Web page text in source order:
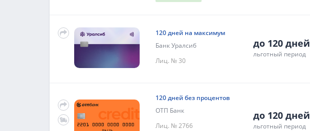
120 дней на максимум
Банк Уралсиб
Лиц. № 30
до 120 дней
льготный период
120 дней без процентов
ОТП Банк
Лиц. № 2766
до 120 дней
льготный период